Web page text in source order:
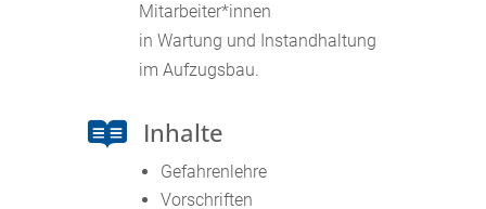
Mitarbeiter*innen
in Wartung und Instandhaltung
im Aufzugsbau.
 Inhalte
Gefahrenlehre
Vorschriften